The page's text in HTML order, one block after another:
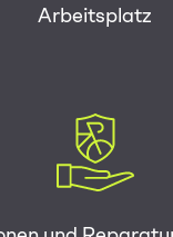
Arbeitsplatz